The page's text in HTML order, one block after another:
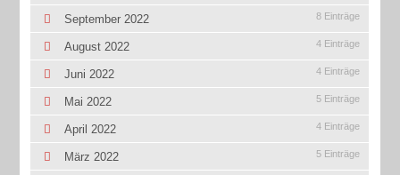
September 2022 8 Einträge
August 2022 4 Einträge
Juni 2022 4 Einträge
Mai 2022 5 Einträge
April 2022 4 Einträge
März 2022 5 Einträge